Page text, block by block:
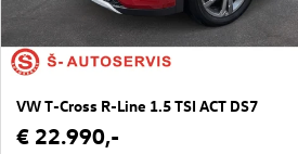
VW T-Cross R-Line 1.5 TSI ACT DS7
€ 22.990,-